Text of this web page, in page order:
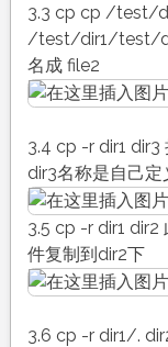
3.3 cp cp /test/
/test/dir1/test/
名成 file2
3.4 cp -r dir1 dir3
dir3名称是自己
3.5 cp -r dir1 dir2
件复制到dir2下
3.6 cp -r dir1/.